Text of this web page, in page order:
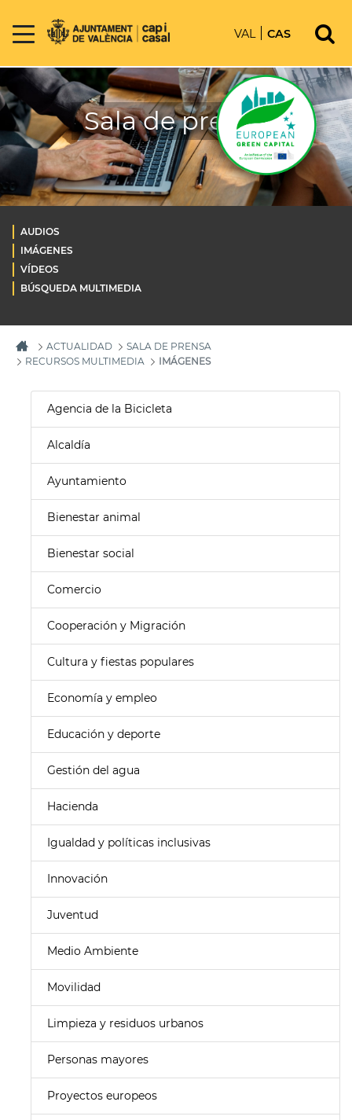
VAL CAS
Sala de prensa
AUDIOS
IMÁGENES
VÍDEOS
BÚSQUEDA MULTIMEDIA
ACTUALIDAD
SALA DE PRENSA
RECURSOS MULTIMEDIA
IMÁGENES
Agencia de la Bicicleta
Alcaldía
Ayuntamiento
Bienestar animal
Bienestar social
Comercio
Cooperación y Migración
Cultura y fiestas populares
Economía y empleo
Educación y deporte
Gestión del agua
Hacienda
Igualdad y políticas inclusivas
Innovación
Juventud
Medio Ambiente
Movilidad
Limpieza y residuos urbanos
Personas mayores
Proyectos europeos